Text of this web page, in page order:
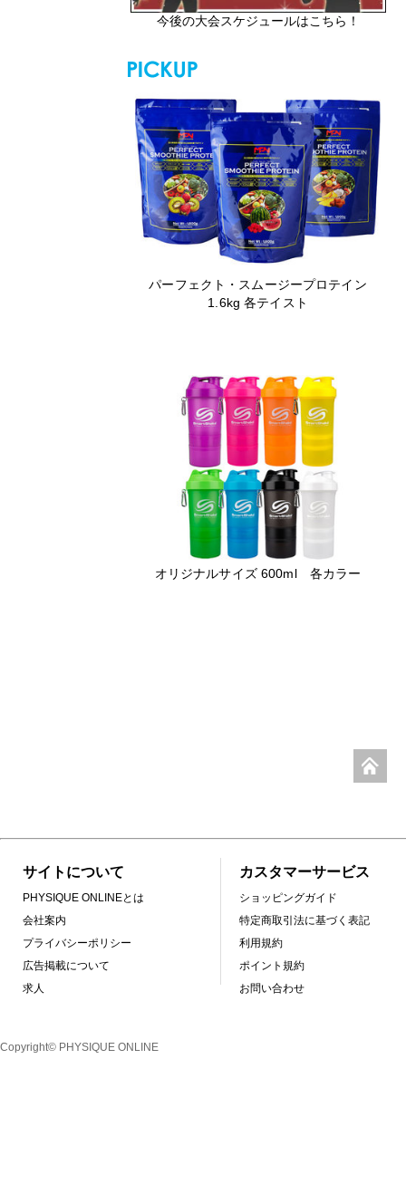
今後の大会スケジュールはこちら！
パーフェクト・スムージープロテイン
1.6kg 各テイスト
オリジナルサイズ 600ml 各カラー
サイトについて
PHYSIQUE ONLINEとは
会社案内
プライバシーポリシー
広告掲載について
求人
カスタマーサービス
ショッピングガイド
特定商取引法に基づく表記
利用規約
ポイント規約
お問い合わせ
Copyright© PHYSIQUE ONLINE